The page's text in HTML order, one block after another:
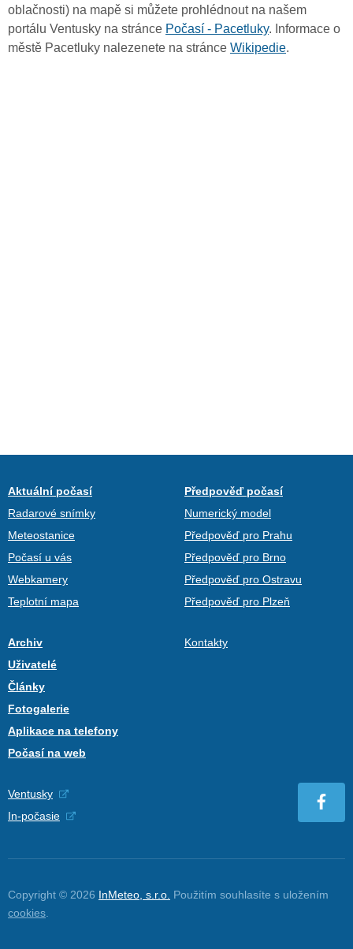
oblačnosti) na mapě si můžete prohlédnout na našem
portálu Ventusky na stránce Počasí - Pacetluky. Informace o
městě Pacetluky nalezenete na stránce Wikipedie.
Aktuální počasí
Radarové snímky
Meteostanice
Počasí u vás
Webkamery
Teplotní mapa
Předpověď počasí
Numerický model
Předpověď pro Prahu
Předpověď pro Brno
Předpověď pro Ostravu
Předpověď pro Plzeň
Archiv
Uživatelé
Články
Fotogalerie
Aplikace na telefony
Počasí na web
Kontakty
Ventusky
In-počasie
Copyright © 2026 InMeteo, s.r.o. Použitím souhlasíte s uložením
cookies